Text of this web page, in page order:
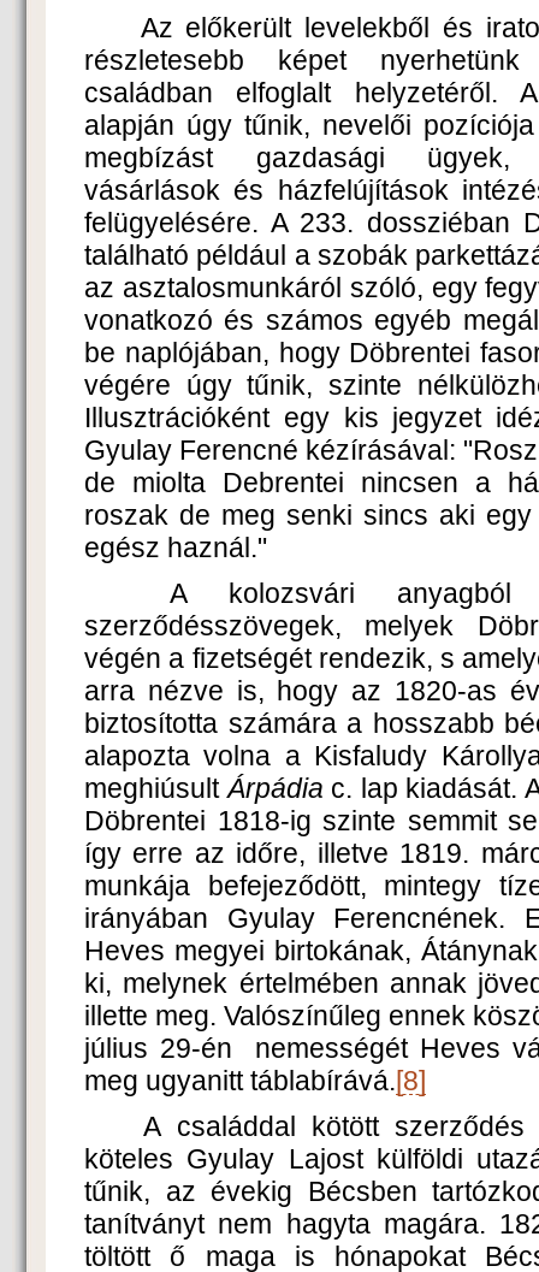
Az előkerült levelekből és
részletesebb képet
családban elfoglalt helyzetéről.
alapján úgy tűnik, nevelői
megbízást gazdasági ügyek,
vásárlások és házfelújítások
felügyelésére. A 233. dossziéban
található például a szobák
az asztalosmunkáról szóló, egy
vonatkozó és számos egyéb
be naplójában, hogy Döbrentei
végére úgy tűnik, szinte
Illusztrációként egy kis jegyzet
Gyulay Ferencné kézírásával:
de miolta Debrentei nincsen a
roszak de meg senki sincs aki
egész haznál."
A kolozsvári
szerződésszövegek, melyek
végén a fizetségét rendezik, s
arra nézve is, hogy az 1820-as
biztosította számára a hosszabb
alapozta volna a Kisfaludy
meghiúsultÁrpádia c. lap kiadását.
Döbrentei 1818-ig szinte semmit
így erre az időre, illetve 1819.
munkája befejeződött, mintegy
irányában Gyulay
Heves megyei birtokának,
ki, melynek értelmében annak
illette meg. Valószínűleg ennek
július 29-én nemességét Heves
meg ugyanitt táblabírává.[8]
A családdal kötött
köteles Gyulay Lajost külföldi
tűnik, az évekig Bécsben
tanítványt nem hagyta magára.
töltött ő maga is hónapokat